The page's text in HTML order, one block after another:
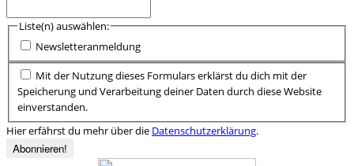
Liste(n) auswählen:
Newsletteranmeldung
Mit der Nutzung dieses Formulars erklärst du dich mit der
Speicherung und Verarbeitung deiner Daten durch diese Website
einverstanden.
Hier erfährst du mehr über die Datenschutzerklärung.